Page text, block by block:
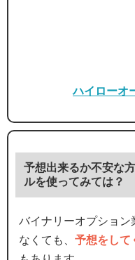
ハイローオ
予想出来るか不安な
ルを使ってみては？
バイナリーオプション
なくても、 予想をして